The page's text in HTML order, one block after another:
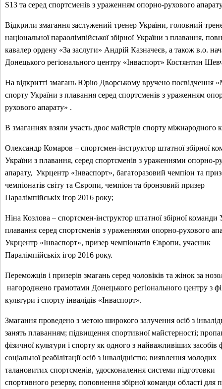
S13 та серед спортсменів з ураженням опорно-рухового
Відкрили змагання заслужений тренер України, головний
національної параолімпійської збірної України з плавання,
кавалер ордену «За заслуги» Андрій Казначеєв, а також в.о.
Донецького регіонального центру «Інваспорт» Костянтин
На відкритті змагань Юрію Дворському вручено посвідчення
спорту України з плавання серед спортсменів з ураженням
рухового апарату» .
В змаганнях взяли участь двоє майстрів спорту міжнародного
Олександр Комаров – спортсмен-інструктор штатної збірної
України з плавання, серед спортсменів з ураженнями опорно-
апарату, Укрцентр «Інваспорт», багаторазовий чемпіон та
чемпіонатів світу та Європи, чемпіон та бронзовий призер
Паралімпійськіх ігор 2016 року;
Ніна Козлова – спортсмен-інструктор штатної збірної команди
плавання серед спортсменів з ураженнями опорно-рухового
Укрцентр «Інваспорт», призер чемпіонатів Європи, учасник
Паралімпійськіх ігор 2016 року.
Переможців і призерів змагань серед чоловіків та жінок за
нагороджено грамотами Донецького регіонального центру з
культури і спорту інвалідів «Інваспорт».
Змагання проведено з метою широкого залучення осіб з
занять плаванням; підвищення спортивної майстерності;
фізичної культури і спорту як одного з найважливіших засобів
соціальної реабілітації осіб з інвалідністю; виявлення молодих
талановитих спортсменів, удосконалення системи підготовки
спортивного резерву, поповнення збірної команди області для